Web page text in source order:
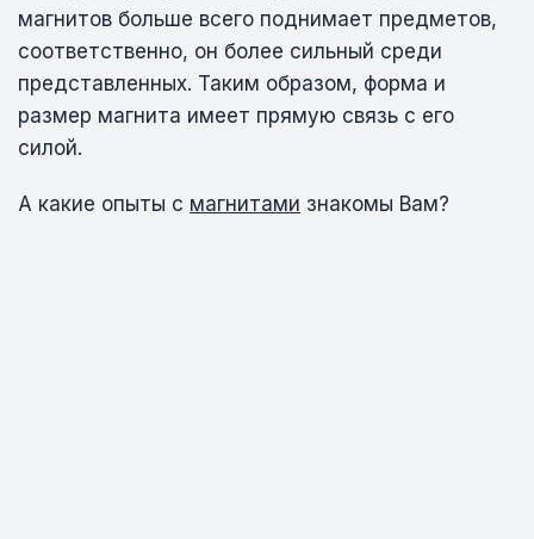
магнитов больше всего поднимает предметов,
соответственно, он более сильный среди
представленных. Таким образом, форма и
размер магнита имеет прямую связь с его
силой.
А какие опыты с магнитами знакомы Вам?